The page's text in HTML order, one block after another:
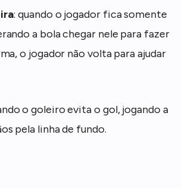
: quando o jogador fica somente
a bola chegar nele para fazer
o jogador não volta para ajudar
o goleiro evita o gol, jogando a
pela linha de fundo.